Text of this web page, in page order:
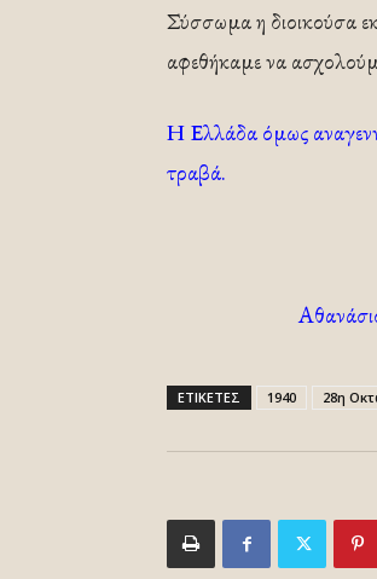
Σύσσωμα η διοικούσα
αφεθήκαμε να
Η Ελλάδα όμως
τραβά.
ΕΤΙΚΕΤΕΣ 1940 28η